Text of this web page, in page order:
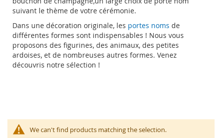
suivant le thème de votre cérémonie.
Dans une décoration originale, les portes noms de
différentes formes sont indispensables ! Nous vous
proposons des figurines, des animaux, des petites
ardoises, et de nombreuses autres formes. Venez
découvris notre sélection !
We can't find products matching the selection.